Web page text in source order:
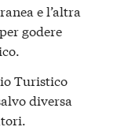
e l’altra
godere
Turistico
diversa